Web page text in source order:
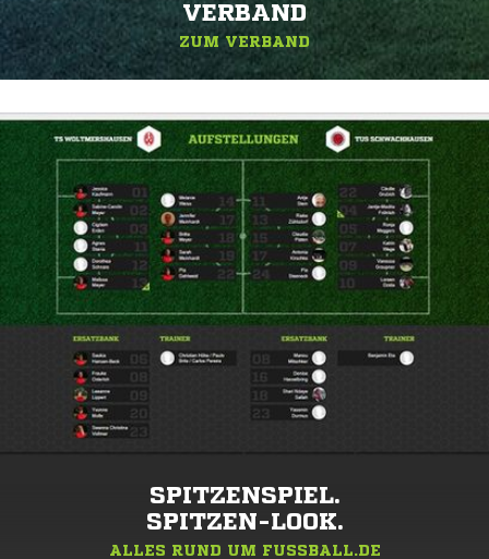
ERBAND
ZUM VERBAND
SPITZENSPIEL.
SPITZEN-LOOK.
ALLES RUND UM FUSSBALL.DE